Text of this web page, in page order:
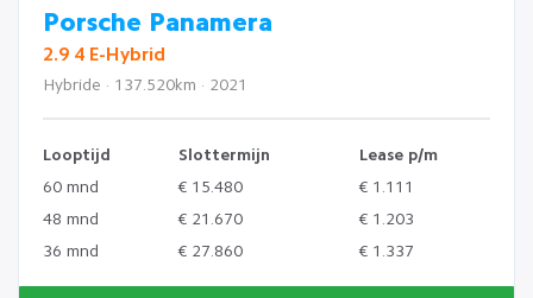
Porsche Panamera
2.9 4 E-Hybrid
Hybride · 137.520km · 2021
Looptijd Slottermijn
Lease p/m
60 mnd
€ 15.480
€ 1.111
48 mnd
€ 21.670
€ 1.203
36 mnd
€ 27.860 € 1.337